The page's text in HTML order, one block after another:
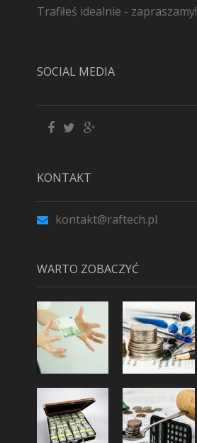
Trafiłeś idealnie - zapraszamy!
SOCIAL MEDIA
KONTAKT
kontakt@raftech.pl
WARTO ZOBACZYĆ